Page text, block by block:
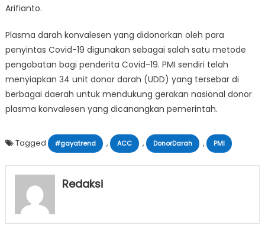
Arifianto.
Plasma darah konvalesen yang didonorkan oleh para
penyintas Covid-19 digunakan sebagai salah satu metode
pengobatan bagi penderita Covid-19. PMI sendiri telah
menyiapkan 34 unit donor darah (UDD) yang tersebar di
berbagai daerah untuk mendukung gerakan nasional donor
plasma konvalesen yang dicanangkan pemerintah.
Tagged #gayatrend , ACC , DonorDarah , PMI
Redaksi